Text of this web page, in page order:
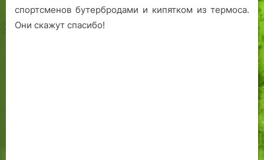
спортсменов бутербродами и кипятком из термоса.
Они скажут спасибо!